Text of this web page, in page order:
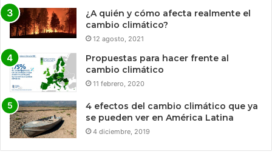
¿A quién y cómo afecta realmente el
cambio climático?
12 agosto, 2021
Propuestas para hacer frente al
cambio climático
11 febrero, 2020
4 efectos del cambio climático que ya
se pueden ver en América Latina
4 diciembre, 2019